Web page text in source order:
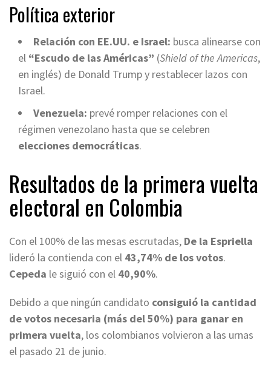
Política exterior
Relación con EE.UU. e Israel: busca alinearse con
el “Escudo de las Américas” (Shield of the Americas,
en inglés) de Donald Trump y restablecer lazos con
Israel.
Venezuela: prevé romper relaciones con el
régimen venezolano hasta que se celebren
elecciones democráticas.
Resultados de la primera vuelta
electoral en Colombia
Con el 100% de las mesas escrutadas, De la Espriella
lideró la contienda con el 43,74% de los votos.
Cepeda le siguió con el 40,90%.
Debido a que ningún candidato consiguió la cantidad
de votos necesaria (más del 50%) para ganar en
primera vuelta, los colombianos volvieron a las urnas
el pasado 21 de junio.